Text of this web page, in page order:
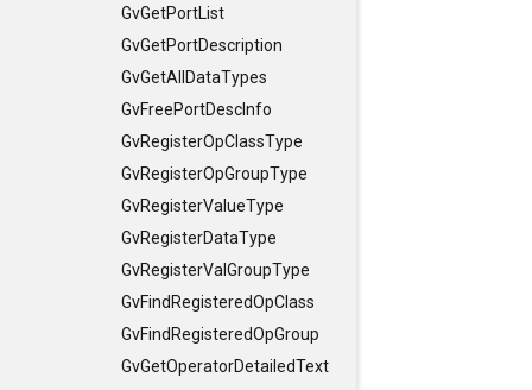
GvGetPortList
GvGetPortDescription
GvGetAllDataTypes
GvFreePortDescInfo
GvRegisterOpClassType
GvRegisterOpGroupType
GvRegisterValueType
GvRegisterDataType
GvRegisterValGroupType
GvFindRegisteredOpClass
GvFindRegisteredOpGroup
GvGetOperatorDetailedText